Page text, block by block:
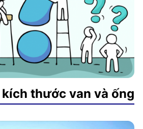
thước van và ống